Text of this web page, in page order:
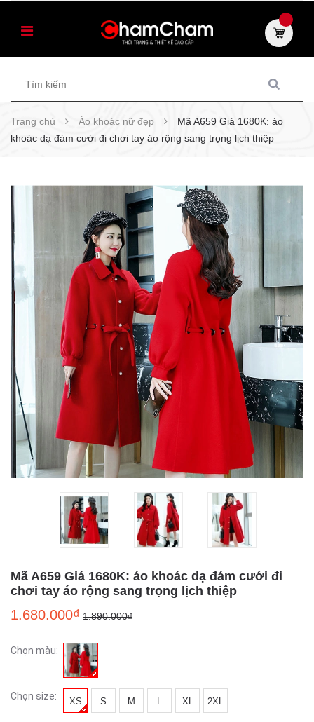
Trang chủ Áo khoác nữ đẹp
Mã A659 Giá 1680K: áo
khoác dạ đám cưới đi chơi tay áo rộng sang trọng lịch thiệp
Mã A659 Giá 1680K: áo khoác dạ đám cưới đi
chơi tay áo rộng sang trọng lịch thiệp
1.680.000₫ 1.890.000₫
Chọn màu:
Chọn size: XS S M L XL 2XL